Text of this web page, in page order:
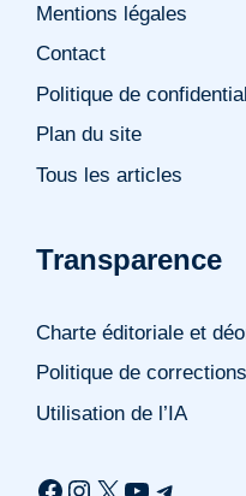
Mentions légales
Contact
Politique de
Plan du site
Tous les articles
Transparence
Charte éditoriale et
Politique de corrections
Utilisation de l’IA
Facebook
Instagram
X YouTube